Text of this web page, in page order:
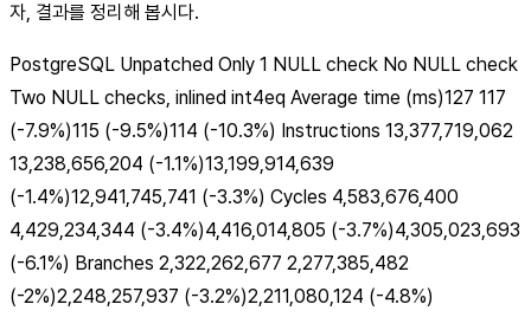
자, 결과를 정리해 봅시다.
PostgreSQL Unpatched Only 1 NULL check No NULL check
Two NULL checks, inlined int4eq Average time (ms)127 117
(-7.9%)115 (-9.5%)114 (-10.3%) Instructions 13,377,719,062
13,238,656,204 (-1.1%)13,199,914,639
(-1.4%)12,941,745,741 (-3.3%) Cycles 4,583,676,400
4,429,234,344 (-3.4%)4,416,014,805 (-3.7%)4,305,023,693
(-6.1%) Branches 2,322,262,677 2,277,385,482
(-2%)2,248,257,937 (-3.2%)2,211,080,124 (-4.8%)